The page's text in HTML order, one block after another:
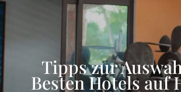
Tipps zur
Besten Hotels auf